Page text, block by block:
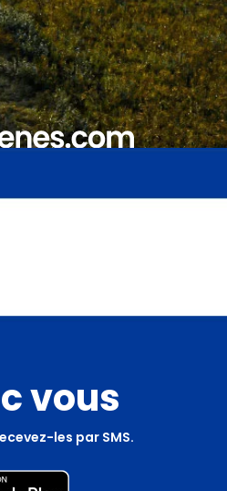
vous
les par SMS.